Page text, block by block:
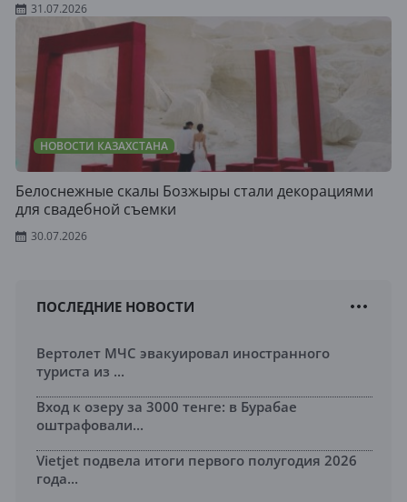
31.07.2026
НОВОСТИ КАЗАХСТАНА
Белоснежные скалы Бозжыры стали декорациями
для свадебной съемки
30.07.2026
ПОСЛЕДНИЕ НОВОСТИ
Вертолет МЧС эвакуировал иностранного
туриста из ...
Вход к озеру за 3000 тенге: в Бурабае
оштрафовали...
Vietjet подвела итоги первого полугодия 2026
года...